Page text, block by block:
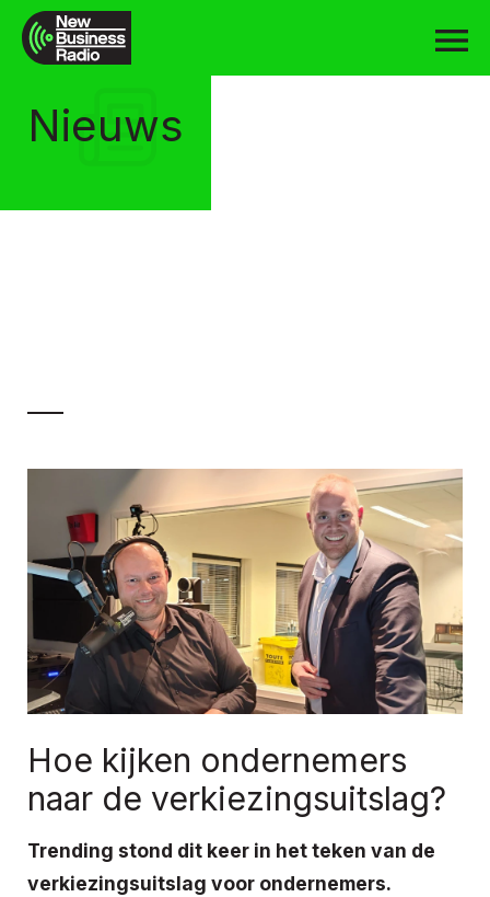
Nieuws
Hoe kijken ondernemers
naar de verkiezingsuitslag?
Trending stond dit keer in het teken van de
verkiezingsuitslag voor ondernemers.